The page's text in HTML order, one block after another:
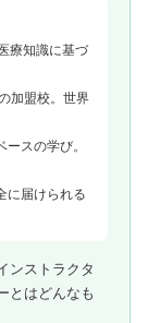
療知識に基づ
加盟校。世界
スの学び。
に届けられる
ンストラクタ
とはどんなも